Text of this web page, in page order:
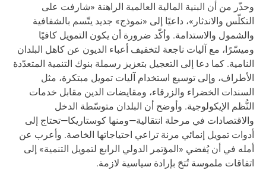
وحذّر من أن البنية المالية العالمية الراهنة «شارفت على
التكلّس والاندثار»، داعيًا إلى «نموذج» جديد يتّسم بالشفافية
والشمول والاستدامة. وأكّد ضرورة أن يكون التمويل كافيًا
وميسّرًا، مع آليات ناجعة لتخفيف أعباء الديون عن كاهل البلدان
النامية. كما دعا إلى التعجيل بتعزيز رسملة بنوك التنمية المتعدّدة
الأطراف، وإلى توسيع استخدام آليات تمويل مبتكرة، مثل
السندات الخضراء والزرقاء، ومقايضات الدين مقابل خدمات
النُّظم الإيكولوجية. وأوضح أن البلدان متوسّطة الدخل
والاقتصادات في مرحلة انتقالية—ومنها كوستاريكا—تحتاج إلى
أدوات تمويل إنمائي مرنة تراعي احتياجاتها الخاصة. وأعرب عن
أمله في أن يُفضي «المؤتمر الدولي الرابع لتمويل التنمية» إلى
اتفاقات ملموسة تُتحَ بإرادة سياسية لازمة.